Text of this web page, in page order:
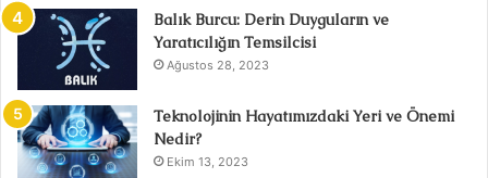
Balık Burcu: Derin Duyguların ve
Yaratıcılığın Temsilcisi
Ağustos 28, 2023
Teknolojinin Hayatımızdaki Yeri ve Önemi
Nedir?
Ekim 13, 2023